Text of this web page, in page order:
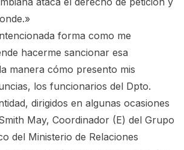
forma como me
hacerme sancionar esa
manera cómo presento mis
los funcionarios del Dpto.
dirigidos en algunas ocasiones
May, Coordinador (E) del Grupo
del Ministerio de Relaciones